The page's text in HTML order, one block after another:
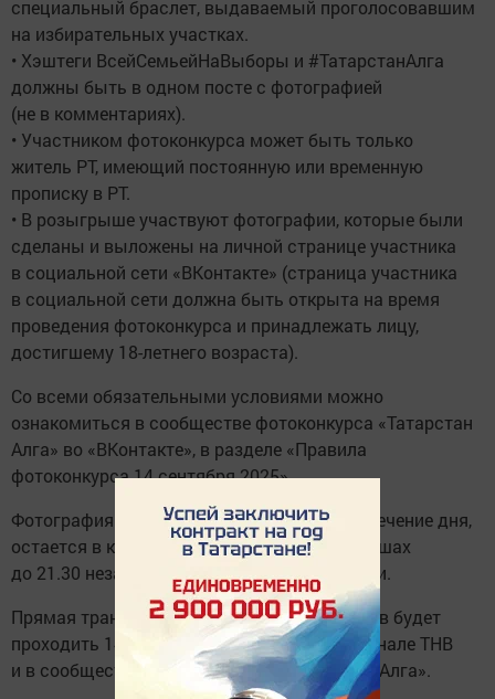
специальный браслет, выдаваемый проголосовавшим
на избирательных участках.
• Хэштеги ВсейСемьейНаВыборы и #ТатарстанАлга
должны быть в одном посте с фотографией
(не в комментариях).
• Участником фотоконкурса может быть только
житель РТ, имеющий постоянную или временную
прописку в РТ.
• В розыгрыше участвуют фотографии, которые были
сделаны и выложены на личной странице участника
в социальной сети «ВКонтакте» (страница участника
в социальной сети должна быть открыта на время
проведения фотоконкурса и принадлежать лицу,
достигшему 18-летнего возраста).
Со всеми обязательными условиями можно
ознакомиться в сообществе фотоконкурса «Татарстан
Алга» во «ВКонтакте», в разделе «Правила
фотоконкурса 14 сентября 2025».
Фотография участника, опубликованная в течение дня,
остается в конкурсе и участвует в розыгрышах
до 21.30 независимо от времени публикации.
Прямая трансляция розыгрыша всех призов будет
проходить 14 сентября 2025 года на телеканале ТНВ
и в сообществе во «ВКонтакте» «Татарстан Алга».